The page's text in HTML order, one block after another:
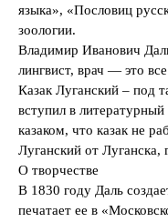
языка», «Пословиц
зоологии.
Владимир Иванович
лингвист, врач — это
Казак Луганский – под
вступил в
казаком, что казак не
Луганский от Луганска,
О творчестве
В 1830 году Даль
печатает ее в